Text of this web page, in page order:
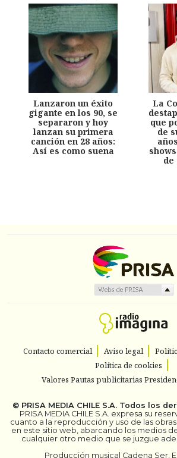
Lanzaron un éxito
gigante en los 90, se
separaron y hoy
lanzan su primera
canción en 28 años:
Así es como suena
La
que
de
de
Contacto comercial Aviso legal
Política de cookies
Valores Pautas publicitarias
© PRISA MEDIA CHILE S.A. Todos los
PRISA MEDIA CHILE S.A. expresa su
cuanto a la reproducción y uso de las
en este sitio web, abarcando los medios
cualquier otro medio que se juzgue
Producción musical Cadena Ser,